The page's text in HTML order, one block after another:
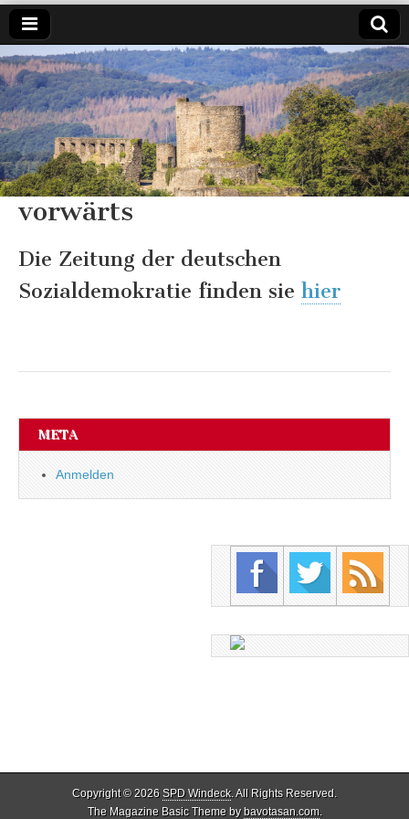
SPD
Windeck
Weil es
um
Windeck
geht.
vorwärts
Die Zeitung der deutschen
Sozialdemokratie finden sie hier
META
Anmelden
Copyright © 2026 SPD Windeck. All Rights Reserved.
The Magazine Basic Theme bybavotasan.com.